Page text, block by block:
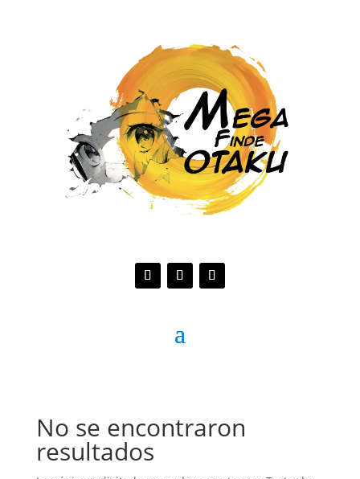
No se encontraron
resultados